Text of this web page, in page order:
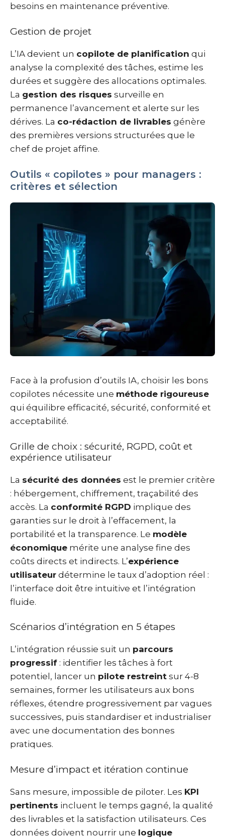
besoins en maintenance préventive.
Gestion de projet
L’IA devient un copilote de planification qui
analyse la complexité des tâches, estime les
durées et suggère des allocations optimales.
La gestion des risques surveille en
permanence l’avancement et alerte sur les
dérives. La co-rédaction de livrables génère
des premières versions structurées que le
chef de projet affine.
Outils « copilotes » pour managers :
critères et sélection
Face à la profusion d’outils IA, choisir les bons
copilotes nécessite une méthode rigoureuse
qui équilibre efficacité, sécurité, conformité et
acceptabilité.
Grille de choix : sécurité, RGPD, coût et
expérience utilisateur
La sécurité des données est le premier critère
: hébergement, chiffrement, traçabilité des
accès. La conformité RGPD implique des
garanties sur le droit à l’effacement, la
portabilité et la transparence. Le modèle
économique mérite une analyse fine des
coûts directs et indirects. L’expérience
utilisateur détermine le taux d’adoption réel :
l’interface doit être intuitive et l’intégration
fluide.
Scénarios d’intégration en 5 étapes
L’intégration réussie suit un parcours
progressif : identifier les tâches à fort
potentiel, lancer un pilote restreint sur 4-8
semaines, former les utilisateurs aux bons
réflexes, étendre progressivement par vagues
successives, puis standardiser et industrialiser
avec une documentation des bonnes
pratiques.
Mesure d’impact et itération continue
Sans mesure, impossible de piloter. Les KPI
pertinents incluent le temps gagné, la qualité
des livrables et la satisfaction utilisateurs. Ces
données doivent nourrir une logique